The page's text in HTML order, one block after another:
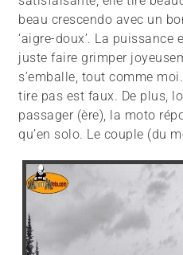
beau crescendo avec un
‘aigre-doux’. La
juste faire grimper
s’emballe, tout comme
tire pas est faux. De plus,
passager (ère), la moto
qu’en solo. Le couple (du